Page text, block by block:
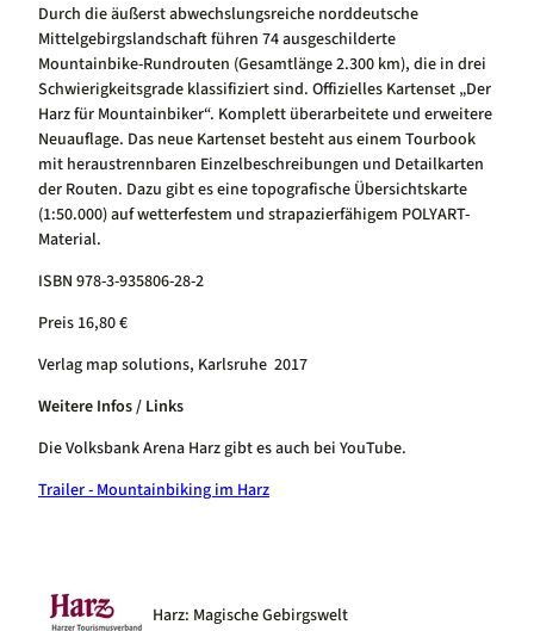
Durch die äußerst abwechslungsreiche norddeutsche
Mittelgebirgslandschaft führen 74 ausgeschilderte
Mountainbike-Rundrouten (Gesamtlänge 2.300 km), die in drei
Schwierigkeitsgrade klassifiziert sind. Offizielles Kartenset „Der
Harz für Mountainbiker“. Komplett überarbeitete und erweitere
Neuauflage. Das neue Kartenset besteht aus einem Tourbook
mit heraustrennbaren Einzelbeschreibungen und Detailkarten
der Routen. Dazu gibt es eine topografische Übersichtskarte
(1:50.000) auf wetterfestem und strapazierfähigem POLYART-
Material.
ISBN 978-3-935806-28-2
Preis 16,80 €
Verlag map solutions, Karlsruhe 2017
Weitere Infos / Links
Die Volksbank Arena Harz gibt es auch bei YouTube.
Trailer - Mountainbiking im Harz
Harz: Magische Gebirgswelt